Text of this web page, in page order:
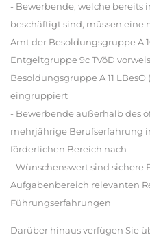
- Bewerbende, welche bereits
beschäftigt sind, müssen
Amt der Besoldungsgruppe A
Entgeltgruppe 9c TVöD
Besoldungsgruppe A 11
eingruppiert
- Bewerbende außerhalb des
mehrjährige Berufserfahrung
förderlichen Bereich nach
- Wünschenswert sind sichere
Aufgabenbereich relevanten
Führungserfahrungen
Darüber hinaus verfügen Sie